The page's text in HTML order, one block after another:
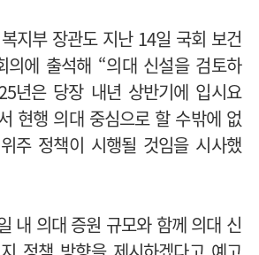
지부 장관도 지난 14일 국회 보건
의에 출석해 “의대 신설을 검토하
년은 당장 내년 상반기에 입시요
현행 의대 중심으로 할 수밖에 없
주 정책이 시행될 것임을 시사했
내 의대 증원 규모와 함께 의대 신